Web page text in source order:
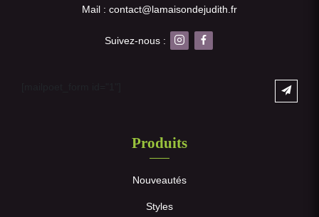
Mail : contact@lamaisondejudith.fr
Suivez-nous :
Produits
Nouveautés
Styles